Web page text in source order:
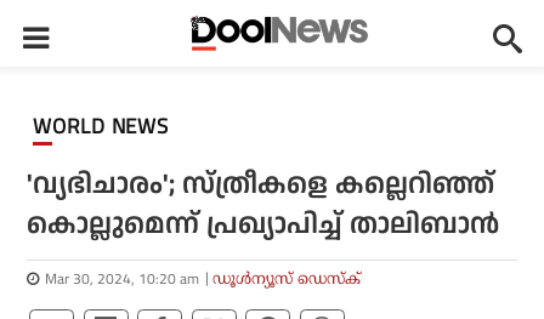
WORLD NEWS
'വ്യഭിചാരം'; സ്ത്രീകളെ കല്ലെറിഞ്ഞ്
കൊല്ലുമെന്ന് പ്രഖ്യാപിച്ച് താലിബാന്‍
Mar 30, 2024, 10:20 am ഡൂള്‍ന്യൂസ് ഡെസ്‌ക്